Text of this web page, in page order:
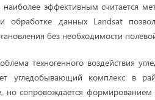
эффективным считается
данных Landsat
без необходимости
техногенного воздействия
угледобывающий комплекс в
но сопровождается